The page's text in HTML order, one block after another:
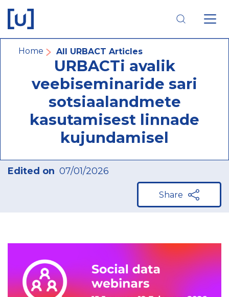
main
navigation
main
content
footer
navigation
Breadcrumb
Home All URBACT Articles
URBACTi avalik
veebiseminaride sari
sotsiaalandmete
kasutamisest linnade
kujundamisel
Edited on 07/01/2026
Share